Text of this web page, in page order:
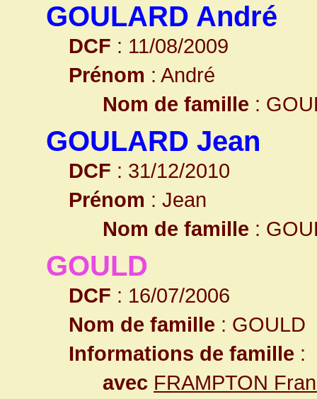
GOULARD André
DCF : 11/08/2009
Prénom : André
Nom de famille :
GOULARD Jean
DCF : 31/12/2010
Prénom : Jean
Nom de famille :
GOULD
DCF : 16/07/2006
Nom de famille : GOULD
Informations de famille :
avec FRAMPTON